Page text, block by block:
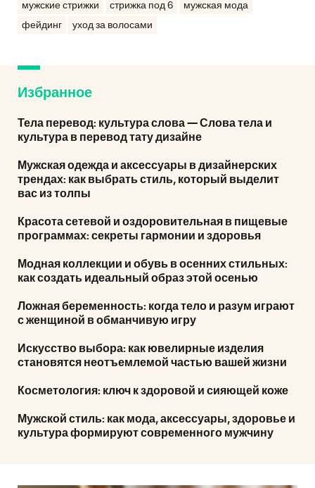
мужские стрижки стрижка под 6
мужская мода
фейдинг
уход за волосами
Избранное
Тела перевод: культура слова — Слова тела и
культура в перевод тату дизайне
Мужская одежда и аксессуары в дизайнерских
трендах: как выбрать стиль, который выделит
вас из толпы
Красота сетевой и оздоровительная в пищевые
программах: секреты гармонии и здоровья
Модная коллекции и обувь в осенних стильных:
как создать идеальный образ этой осенью
Ложная беременность: когда тело и разум играют
с женщиной в обманчивую игру
Искусство выбора: как ювелирные изделия
становятся неотъемлемой частью вашей жизни
Косметология: ключ к здоровой и сияющей коже
Мужской стиль: как мода, аксессуары, здоровье и
культура формируют современного мужчину